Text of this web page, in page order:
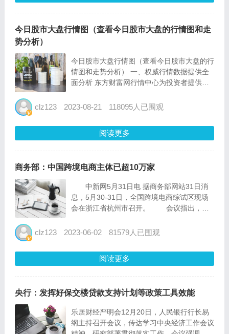
今日股市大盘行情图（查看今日股市大盘的行情图和走
势分析）
今日股市大盘行情图（查看今日股市大盘的行
情图和走势分析） 一、权威行情数据提供全
面分析 东方财富网行情中心为投资者提供权
股市实时行情、港股行情、全球股市走势以及
些行情数据...
clz123 2023-08-21 118095人已围观
阅读更多
商务部：中国跨境电商主体已超10万家
中新网5月31日电 据商务部网站31日消
息，5月30-31日，全国跨境电商综试区现场
会在浙江省杭州市召开。 会议指出，近
货物进出口规模占外贸比重由5年前的不足1%
超10万...
clz123 2023-06-02 81579人已围观
阅读更多
央行：发挥好保交楼贷款支持计划等政策工具效能
乐居财经严明会12月20日，人民银行行长易
纲主持召开会议，传达学习中央经济工作会议